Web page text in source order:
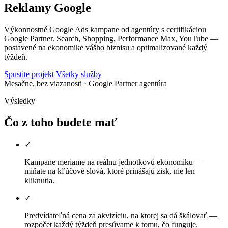
Reklamy Google
Výkonnostné Google Ads kampane od agentúry s certifikáciou
Google Partner. Search, Shopping, Performance Max, YouTube —
postavené na ekonomike vášho biznisu a optimalizované každý
týždeň.
Spustite projekt Všetky služby
Mesačne, bez viazanosti · Google Partner agentúra
Výsledky
Čo z toho budete mať
✓
Kampane meriame na reálnu jednotkovú ekonomiku —
míňate na kľúčové slová, ktoré prinášajú zisk, nie len
kliknutia.
✓
Predvídateľná cena za akvizíciu, na ktorej sa dá škálovať —
rozpočet každý týždeň presúvame k tomu, čo funguje.